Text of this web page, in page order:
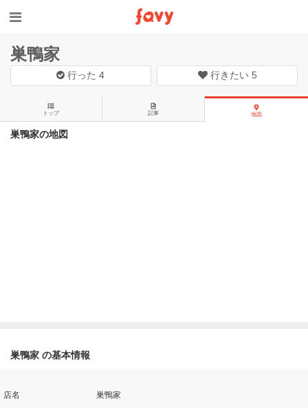
巣鴨家
行った4 行きたい 5
トップ 記事 地図
巣鴨家の地図
巣鴨家 の基本情報
店名 巣鴨家